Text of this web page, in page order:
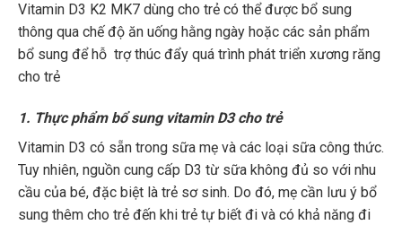
Vitamin D3 K2 MK7 dùng cho trẻ có thể được bổ sung
thông qua chế độ ăn uống hằng ngày hoặc các sản phẩm
bổ sung để hỗ trợ thúc đẩy quá trình phát triển xương răng
cho trẻ
1. Thực phẩm bổ sung vitamin D3 cho trẻ
Vitamin D3 có sẵn trong sữa mẹ và các loại sữa công thức.
Tuy nhiên, nguồn cung cấp D3 từ sữa không đủ so với nhu
cầu của bé, đặc biệt là trẻ sơ sinh. Do đó, mẹ cần lưu ý bổ
sung thêm cho trẻ đến khi trẻ tự biết đi và có khả năng đi